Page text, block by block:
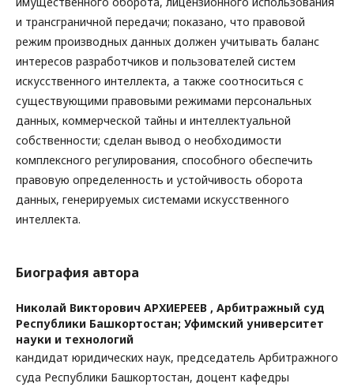
и трансграничной передачи; показано, что правовой
режим производных данных должен учитывать баланс
интересов разработчиков и пользователей систем
искусственного интеллекта, а также соотноситься с
существующими правовыми режимами персональных
данных, коммерческой тайны и интеллектуальной
собственности; сделан вывод о необходимости
комплексного регулирования, способного обеспечить
правовую определенность и устойчивость оборота
данных, генерируемых системами искусственного
интеллекта.
Биография автора
Николай Викторович АРХИЕРЕЕВ , Арбитражный суд
Республики Башкортостан; Уфимский университет
науки и технологий
кандидат юридических наук, председатель Арбитражного
суда Республики Башкортостан, доцент кафедры